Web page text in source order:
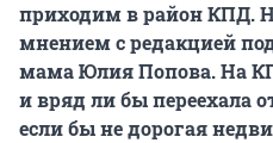
приходим в район КПД.
мнением с редакцией
мама Юлия Попова. На
и вряд ли бы переехала
если бы не дорогая